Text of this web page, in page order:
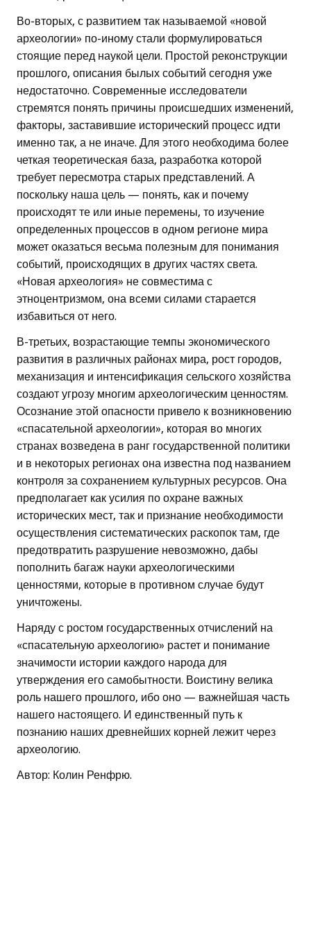
Во-вторых, с развитием так называемой «новой
археологии» по-иному стали формулироваться
стоящие перед наукой цели. Простой реконструкции
прошлого, описания былых событий сегодня уже
недостаточно. Современные исследователи
стремятся понять причины происшедших изменений,
факторы, заставившие исторический процесс идти
именно так, а не иначе. Для этого необходима более
четкая теоретическая база, разработка которой
требует пересмотра старых представлений. А
поскольку наша цель — понять, как и почему
происходят те или иные перемены, то изучение
определенных процессов в одном регионе мира
может оказаться весьма полезным для понимания
событий, происходящих в других частях света.
«Новая археология» не совместима с
этноцентризмом, она всеми силами старается
избавиться от него.
В-третьих, возрастающие темпы экономического
развития в различных районах мира, рост городов,
механизация и интенсификация сельского хозяйства
создают угрозу многим археологическим ценностям.
Осознание этой опасности привело к возникновению
«спасательной археологии», которая во многих
странах возведена в ранг государственной политики
и в некоторых регионах она известна под названием
контроля за сохранением культурных ресурсов. Она
предполагает как усилия по охране важных
исторических мест, так и признание необходимости
осуществления систематических раскопок там, где
предотвратить разрушение невозможно, дабы
пополнить багаж науки археологическими
ценностями, которые в противном случае будут
уничтожены.
Наряду с ростом государственных отчислений на
«спасательную археологию» растет и понимание
значимости истории каждого народа для
утверждения его самобытности. Воистину велика
роль нашего прошлого, ибо оно — важнейшая часть
нашего настоящего. И единственный путь к
познанию наших древнейших корней лежит через
археологию.
Автор: Колин Ренфрю.